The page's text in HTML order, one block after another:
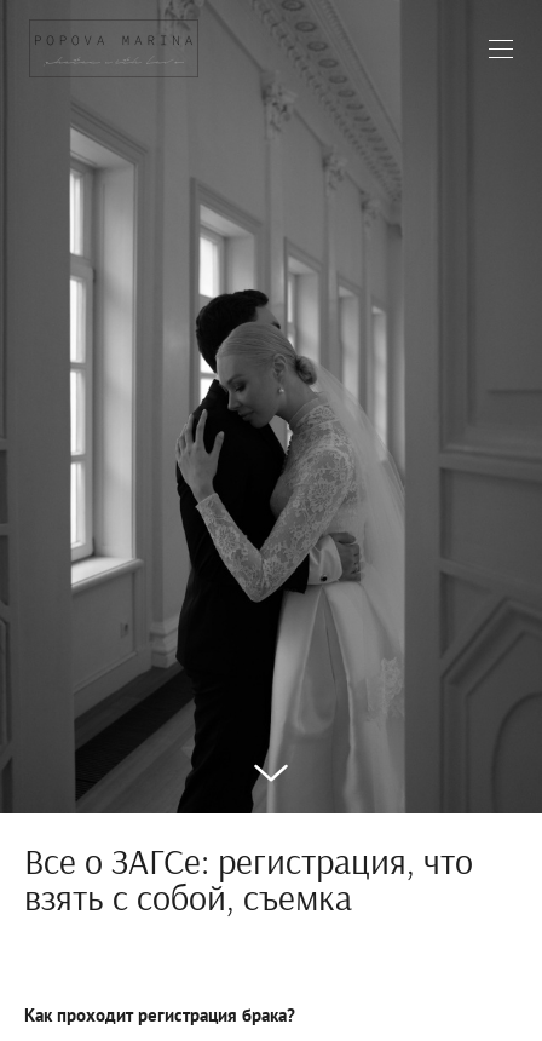
Все о ЗАГСе: регистрация, что
взять с собой, съемка
Как проходит регистрация брака?